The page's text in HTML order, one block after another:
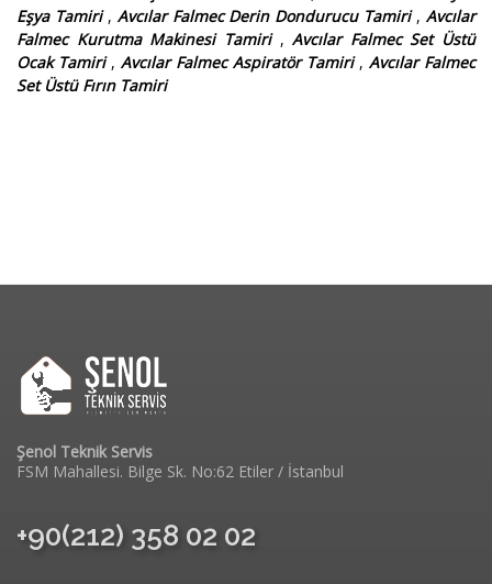
Eşya Tamiri , Avcılar Falmec Derin Dondurucu Tamiri , Avcılar
Falmec Kurutma Makinesi Tamiri ,Avcılar Falmec Set Üstü
Ocak Tamiri , Avcılar Falmec Aspiratör Tamiri , Avcılar Falmec
Set Üstü Fırın Tamiri
Şenol Teknik Servis
FSM Mahallesi. Bilge Sk. No:62 Etiler / İstanbul
+90(212) 358 02 02